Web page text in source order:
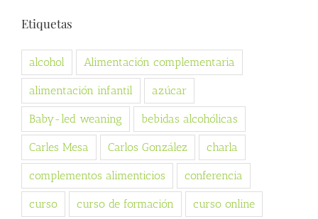
Etiquetas
alcohol Alimentación complementaria
alimentación infantil azúcar
Baby-led weaning bebidas alcohólicas
Carles Mesa Carlos González charla
complementos alimenticios conferencia
curso curso de formación curso online